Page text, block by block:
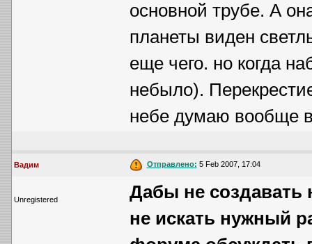
основной трубе. А
планеты виден
еще чего. но когда
небыло).
небе думаю вообще
Вадим Отправлено: 5 Feb 2007, 17:04
Unregistered
Дабы не создавать
не искать нужный